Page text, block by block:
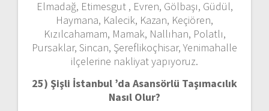
Elmadağ, Etimesgut , Evren, Gölbaşı, Güdül,
Haymana, Kalecik, Kazan, Keçiören,
Kızılcahamam, Mamak, Nallıhan, Polatlı,
Pursaklar, Sincan, Şereflikoçhisar, Yenimahalle
ilçelerine nakliyat yapıyoruz.
25) Şişli İstanbul ’da Asansörlü Taşımacılık
Nasıl Olur?